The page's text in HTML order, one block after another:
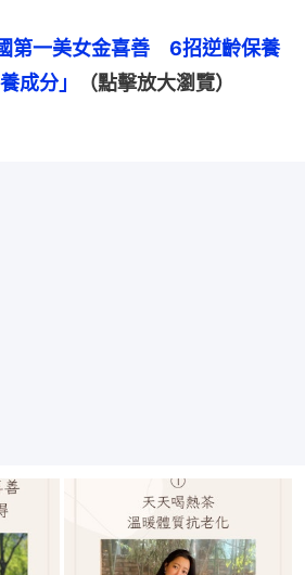
第一美女金喜善　6招逆齡保養
成分」
（點擊放大瀏覽）